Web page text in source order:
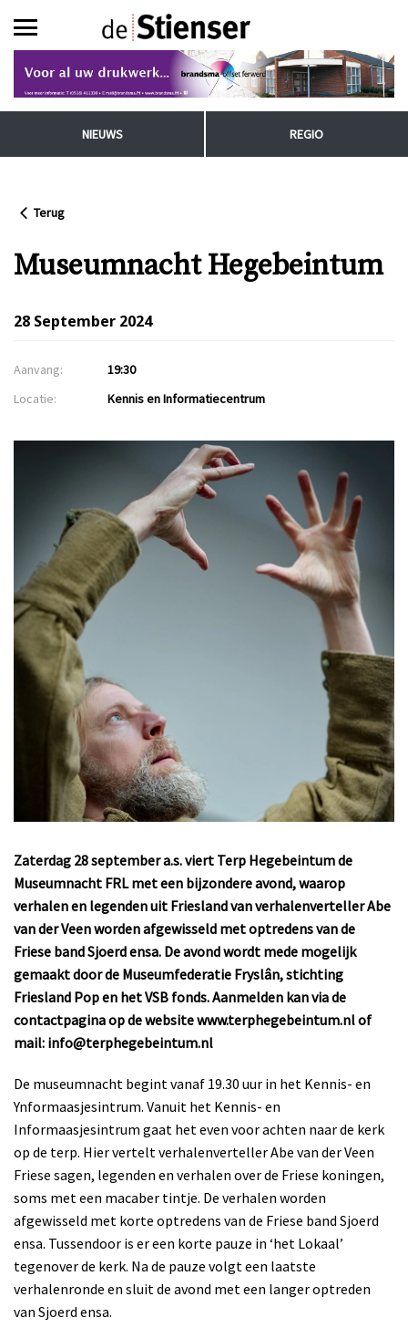
NIEUWS REGIO
Terug
Museumnacht Hegebeintum
28 September 2024
Aanvang:
19:30
Locatie:
Kennis en Informatiecentrum
Zaterdag 28 september a.s. viert Terp Hegebeintum de
Museumnacht FRL met een bijzondere avond, waarop
verhalen en legenden uit Friesland van verhalenverteller Abe
van der Veen worden afgewisseld met optredens van de
Friese band Sjoerd ensa. De avond wordt mede mogelijk
gemaakt door de Museumfederatie Fryslân, stichting
Friesland Pop en het VSB fonds. Aanmelden kan via de
contactpagina op de websitewww.terphegebeintum.nlof
mail: info@terphegebeintum.nl
De museumnacht begint vanaf 19.30 uur in het Kennis- en
Ynformaasjesintrum. Vanuit het Kennis- en
Informaasjesintrum gaat het even voor achten naar de kerk
op de terp. Hier vertelt verhalenverteller Abe van der Veen
Friese sagen, legenden en verhalen over de Friese koningen,
soms met een macaber tintje. De verhalen worden
afgewisseld met korte optredens van de Friese band Sjoerd
ensa. Tussendoor is er een korte pauze in ‘het Lokaal’
tegenover de kerk. Na de pauze volgt een laatste
verhalenronde en sluit de avond met een langer optreden
van Sjoerd ensa.